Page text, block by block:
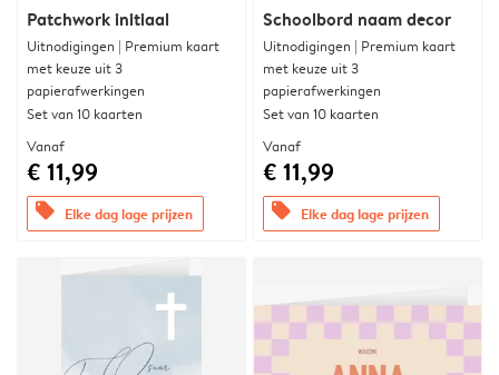
Patchwork initiaal
Uitnodigingen | Premium kaart
met keuze uit 3
papierafwerkingen
Set van 10 kaarten
Vanaf
€ 11,99
offers Elke dag lage prijzen
Schoolbord naam decor
Uitnodigingen | Premium kaart
met keuze uit 3
papierafwerkingen
Set van 10 kaarten
Vanaf
€ 11,99
offers Elke dag lage prijzen